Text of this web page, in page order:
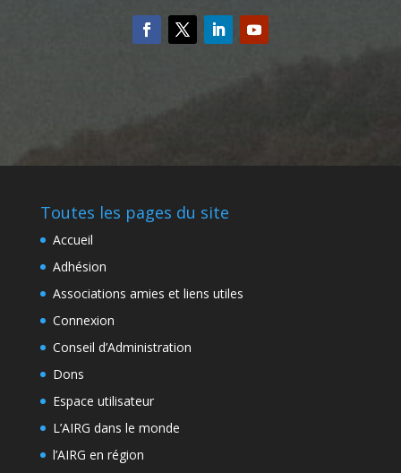
Toutes les pages du site
Accueil
Adhésion
Associations amies et liens utiles
Connexion
Conseil d’Administration
Dons
Espace utilisateur
L’AIRG dans le monde
l’AIRG en région